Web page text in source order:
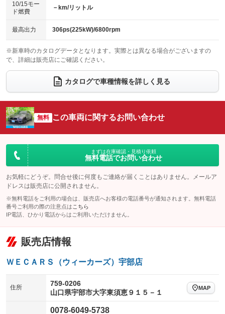
ベンチシート
：装備なし
チップアップシート
：装備なし
：装備なし ：装備あり
ウォークスルー
：装備なし
電動リアゲート フロントカメラ
：装備あり
：装備なし ：装備なし
サイドカメラ
：装備あり ルーフレール
：装備なし
：装備なし
：装備なし
10/15モー
ド燃費
－km/リットル
最高出力 306ps(225kW)/6800rpm
※新車時のカタログデータとなります。実際とは異なる場合がございますの
で、詳細は販売店にご確認ください。
カタログで車種情報を詳しく見る
無料 この車両に関するお問い合わせ
まずは在庫確認・見積り依頼
無料電話でお問い合わせ
お気軽にどうぞ。問合せ後に何度もご連絡が届くことはありません。メールア
ドレスは販売店に公開されません。
※無料電話をご利用の場合は、販売店へお客様の電話番号が通知されます。無料電話
番号ご利用の際の注意点は こちら
IP電話、ひかり電話からはご利用いただけません。
販売店情報
ＷＥＣＡＲＳ（ウィーカーズ）宇部店
住所
759-0206
山口県宇部市大字東須恵９１５－１
MAP
0078-6049-5738